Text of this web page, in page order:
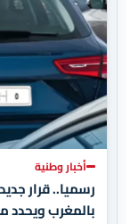
أخبار وطنية
رسميا.. قرار
بالمغرب ويحدد